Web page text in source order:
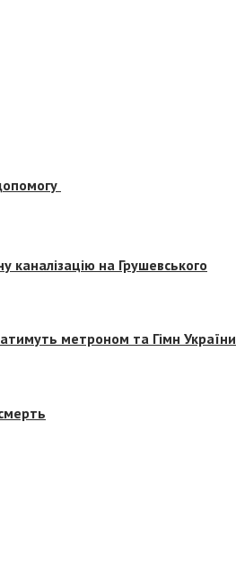
на Грушевського
метроном та Гімн України